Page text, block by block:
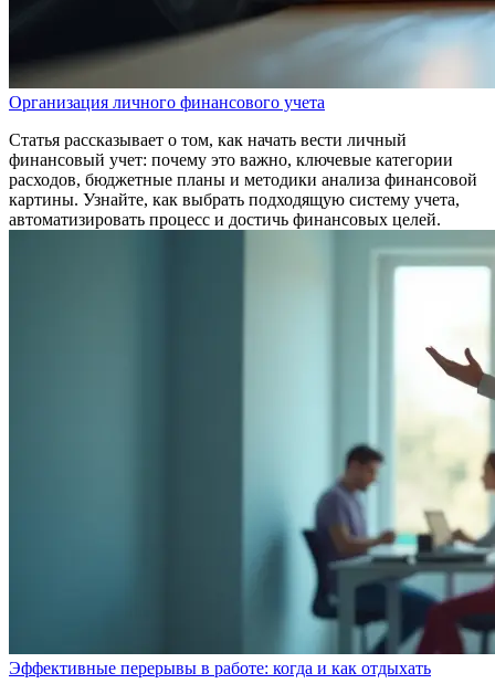
Организация личного финансового учета
Статья рассказывает о том, как начать вести личный
финансовый учет: почему это важно, ключевые категории
расходов, бюджетные планы и методики анализа финансовой
картины. Узнайте, как выбрать подходящую систему учета,
автоматизировать процесс и достичь финансовых целей.
Эффективные перерывы в работе: когда и как отдыхать